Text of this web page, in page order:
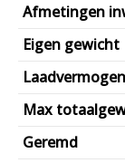
Afmetingen
Eigen gewicht
Laadvermogen
Max
Geremd